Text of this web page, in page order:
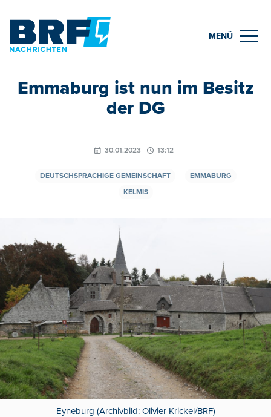
MENÜ
Emmaburg ist nun im Besitz
der DG
30.01.2023 13:12
DEUTSCHSPRACHIGE GEMEINSCHAFT
EMMABURG
KELMIS
Eyneburg (Archivbild: Olivier Krickel/BRF)